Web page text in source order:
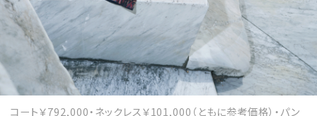
コート￥792,000・ネックレス￥101,000（ともに参考価格）・パン